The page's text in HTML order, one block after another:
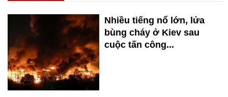
Nhiều tiếng nổ lớn, lửa
bùng cháy ở Kiev sau
cuộc tấn công...